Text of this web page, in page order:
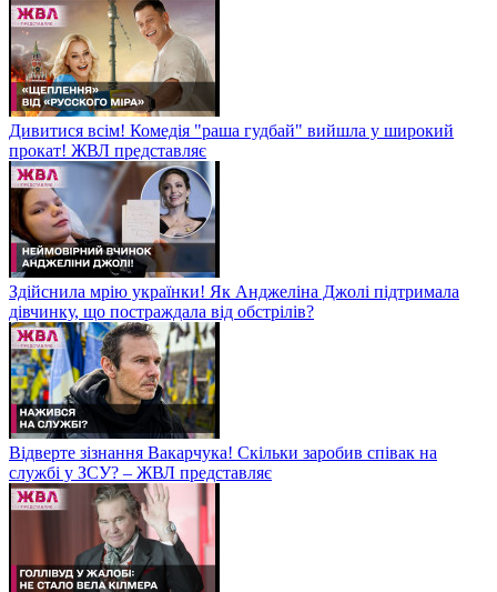
Дивитися всім! Комедія "раша гудбай" вийшла у широкий
прокат! ЖВЛ представляє
Здійснила мрію українки! Як Анджеліна Джолі підтримала
дівчинку, що постраждала від обстрілів?
Відверте зізнання Вакарчука! Скільки заробив співак на
службі у ЗСУ? – ЖВЛ представляє